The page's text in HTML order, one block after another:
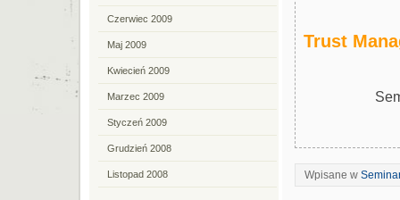
Trust
Wpisane w
Czerwiec 2009
Maj 2009
Kwiecień 2009
Marzec 2009
Styczeń 2009
Grudzień 2008
Listopad 2008